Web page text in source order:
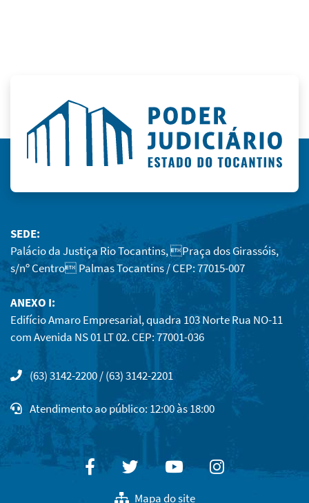
SEDE:
Palácio da Justiça Rio Tocantins, Praça dos Girassóis,
s/nº Centro Palmas Tocantins / CEP: 77015-007
ANEXO I:
Edifício Amaro Empresarial, quadra 103 Norte Rua NO-11
com Avenida NS 01 LT 02. CEP: 77001-036
(63) 3142-2200 / (63) 3142-2201
Atendimento ao público: 12:00 às 18:00
FacebookTwitterYoutubeInstagram
Mapa do site